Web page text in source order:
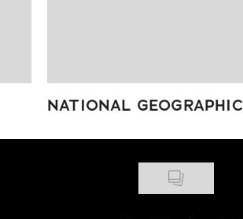
NATIONAL GEOGRAPHIC